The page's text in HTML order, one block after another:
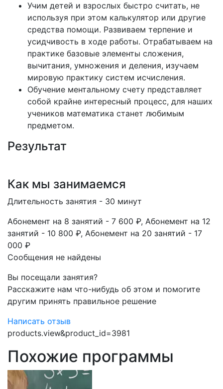
Учим детей и взрослых быстро считать, не
используя при этом калькулятор или другие
средства помощи. Развиваем терпение и
усидчивость в ходе работы. Отрабатываем на
практике базовые элементы сложения,
вычитания, умножения и деления, изучаем
мировую практику систем исчисления.
Обучение ментальному счету представляет
собой крайне интересный процесс, для наших
учеников математика станет любимым
предметом.
Результат
Как мы занимаемся
Длительность занятия - 30 минут
Абонемент на 8 занятий - 7 600 ₽, Абонемент на 12
занятий - 10 800 ₽, Абонемент на 20 занятий - 17
000 ₽​
Сообщения не найдены
Вы посещали занятия?
Расскажите нам что-нибудь об этом и помогите
другим принять правильное решение
Написать отзыв
products.view&product_id=3981
Похожие программы